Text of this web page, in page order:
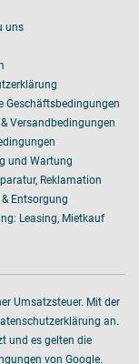
uns
Geschäftsbedingungen
Versandbedingungen
und Wartung
Reklamation
Entsorgung
Leasing, Mietkauf
Umsatzsteuer. Mit der
an.
und es gelten die
von Google.